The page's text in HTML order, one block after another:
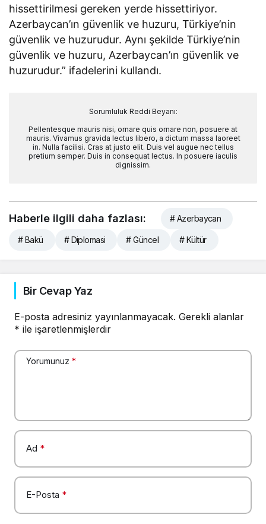
hissettirilmesi gereken yerde hissettiriyor.
Azerbaycan’ın güvenlik ve huzuru, Türkiye’nin
güvenlik ve huzurudur. Aynı şekilde Türkiye’nin
güvenlik ve huzuru, Azerbaycan’ın güvenlik ve
huzurudur.” ifadelerini kullandı.
Sorumluluk Reddi Beyanı:
Pellentesque mauris nisi, ornare quis ornare non, posuere at
mauris. Vivamus gravida lectus libero, a dictum massa laoreet
in. Nulla facilisi. Cras at justo elit. Duis vel augue nec tellus
pretium semper. Duis in consequat lectus. In posuere iaculis
dignissim.
Haberle ilgili daha fazlası: # Azerbaycan
# Bakü # Diplomasi # Güncel # Kültür
Bir Cevap Yaz
E-posta adresiniz yayınlanmayacak. Gerekli alanlar
* ile işaretlenmişlerdir
Yorumunuz *
Ad *
E-Posta *